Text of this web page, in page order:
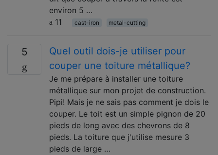
environ 5 …
11
cast-iron metal-cutting
5
Quel outil dois-je utiliser pour
couper une toiture métallique?
Je me prépare à installer une toiture
métallique sur mon projet de construction.
Pipi! Mais je ne sais pas comment je dois le
couper. Le toit est un simple pignon de 20
pieds de long avec des chevrons de 8
pieds. La toiture que j'utilise mesure 3
pieds de large …